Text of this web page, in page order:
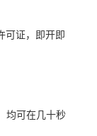
可证，即开即
均可在几十秒